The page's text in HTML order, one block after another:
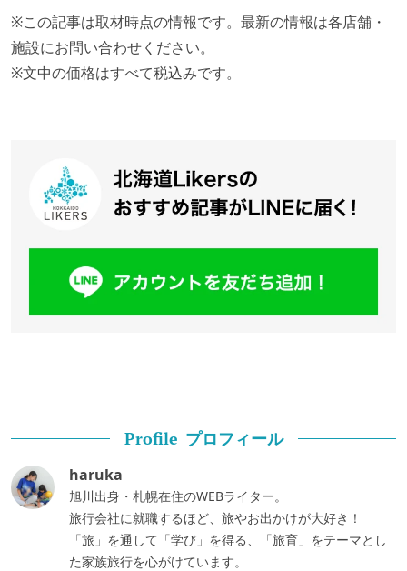
※この記事は取材時点の情報です。最新の情報は各店舗・
施設にお問い合わせください。
※文中の価格はすべて税込みです。
Profile プロフィール
haruka
旭川出身・札幌在住のWEBライター。
旅行会社に就職するほど、旅やお出かけが大好き！
「旅」を通して「学び」を得る、「旅育」をテーマとし
た家族旅行を心がけています。